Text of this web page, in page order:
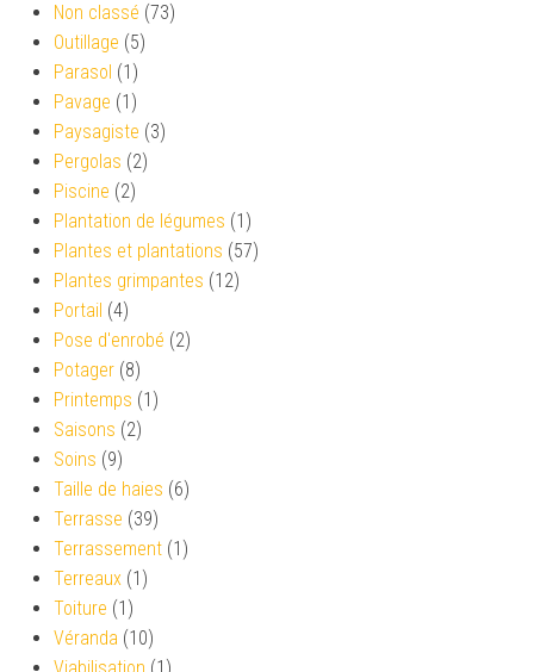
Non classé (73)
Outillage (5)
Parasol (1)
Pavage (1)
Paysagiste (3)
Pergolas (2)
Piscine (2)
Plantation de légumes (1)
Plantes et plantations (57)
Plantes grimpantes (12)
Portail (4)
Pose d'enrobé (2)
Potager (8)
Printemps (1)
Saisons (2)
Soins (9)
Taille de haies (6)
Terrasse (39)
Terrassement (1)
Terreaux (1)
Toiture (1)
Véranda (10)